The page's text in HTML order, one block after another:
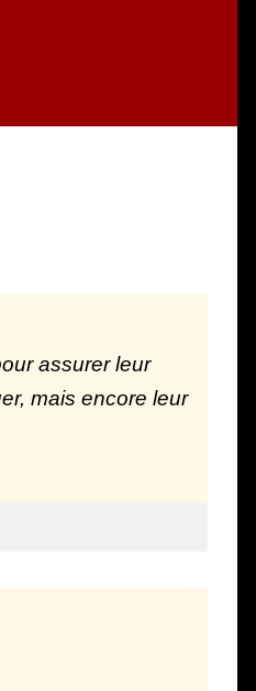
assurer leur
mais encore leur